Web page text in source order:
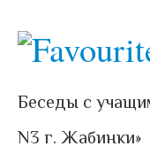
Беседы с
N3 г. Жабинки»